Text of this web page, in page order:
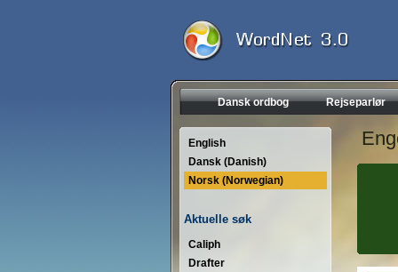
Dansk ordbog Rejseparlør
English
Dansk (Danish)
Norsk (Norwegian)
Aktuelle søk
Caliph
Drafter